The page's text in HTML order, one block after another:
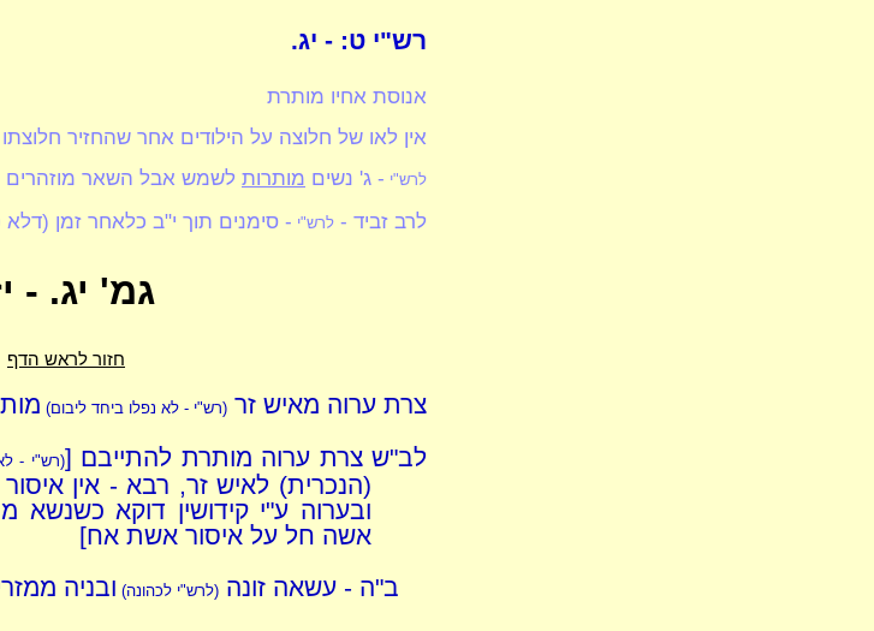
רש"י ט: - יג.
אנוסת אחיו מותרת
אין לאו של חלוצה על הילודים אחר שהחזיר
לרש"י - ג' נשים מותרות לשמש אבל השאר
לרב זביד - לרש"י - סימנים תוך י"ב כלאחר זמן
גמ' יג. -
חזור לראש הדף
צרת ערוה מאיש זר (רש"י - לא נפלו ביחד ליבום)
לב"ש צרת ערוה מותרת להתייבם [(רש"י -
(הנכרית) לאיש זר, רבא - אין
ובערוה ע"י קידושין דוקא
אשה חל על איסור אשת אח]
ב"ה - עשאה זונה(לרש"י לכהונה) ובניה